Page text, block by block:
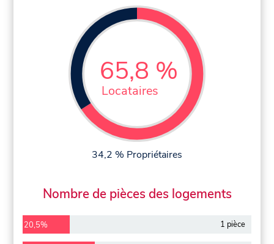
65,8 %
Locataires
34,2 % Propriétaires
Nombre de pièces des logements
20,5% 1 pièce